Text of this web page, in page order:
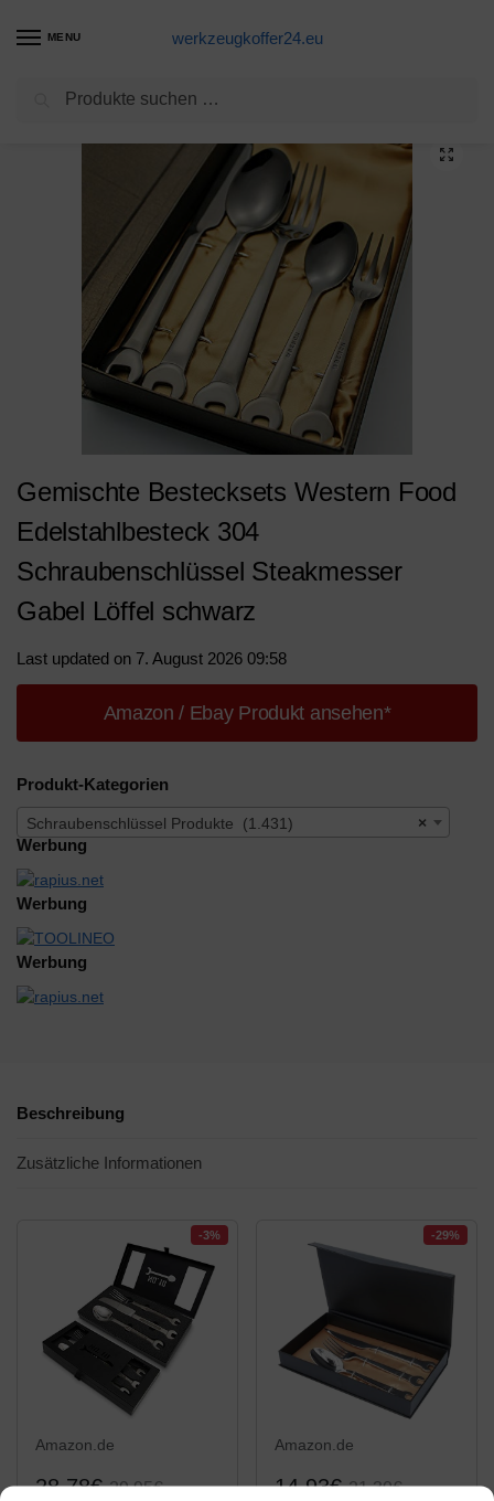
MENU werkzeugkoffer24.eu
Schraubenschlüssel Produkte
Gemischte Bestecksets Western Food
Edelstahlbesteck 304
Schraubenschlüssel Steakmesser
Gabel Löffel schwarz
Last updated on 7. August 2026 09:58
Amazon / Ebay Produkt ansehen*
Produkt-Kategorien
×
Schraubenschlüssel Produkte (1.431)
Werbung
Werbung
Werbung
Beschreibung
Zusätzliche Informationen
-3%
Amazon.de
28,78€29,95€
-29%
Amazon.de
14,93€21,30€